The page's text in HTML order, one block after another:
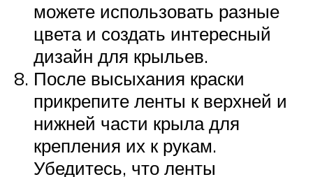
можете использовать разные
цвета и создать интересный
дизайн для крыльев.
После высыхания краски
прикрепите ленты к верхней и
нижней части крыла для
крепления их к рукам.
Убедитесь, что ленты